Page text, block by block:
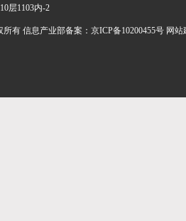
层1103内-2
有 信息产业部备案： 京ICP备10200455号 网站